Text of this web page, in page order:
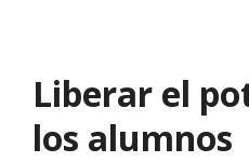
Liberar el
los alumnos